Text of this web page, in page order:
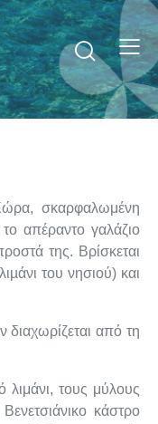
σκαρφαλωμένη
απέραντο γαλάζιο
της. Βρίσκεται
του νησιού) και
διαχωρίζεται από τη
λιμάνι, τους μύλους
κάστρο